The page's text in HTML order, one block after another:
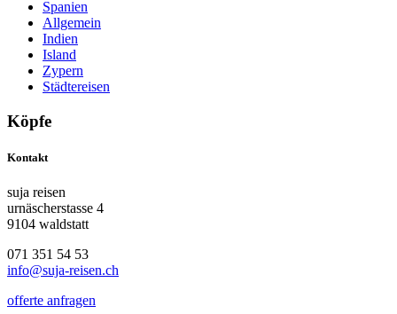
Spanien
Allgemein
Indien
Island
Zypern
Städtereisen
Köpfe
Kontakt
suja reisen
urnäscherstasse 4
9104 waldstatt
071 351 54 53
info@suja-reisen.ch
offerte anfragen